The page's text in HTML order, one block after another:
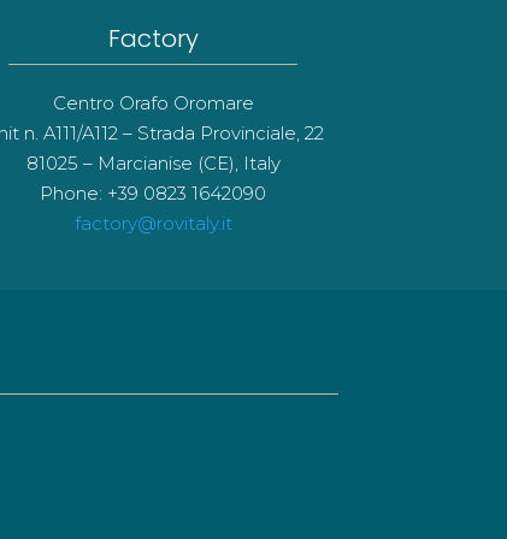
Factory
Centro Orafo Oromare
n. A111/A112 – Strada Provinciale, 22
81025 – Marcianise (CE), Italy
Phone: +39 0823 1642090
factory@rovitaly.it